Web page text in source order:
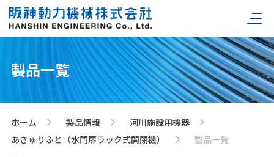
製品一覧
ホーム 製品情報 河川施設用機器
あきゅりふと（水門扉ラック式開閉機）
製品一覧